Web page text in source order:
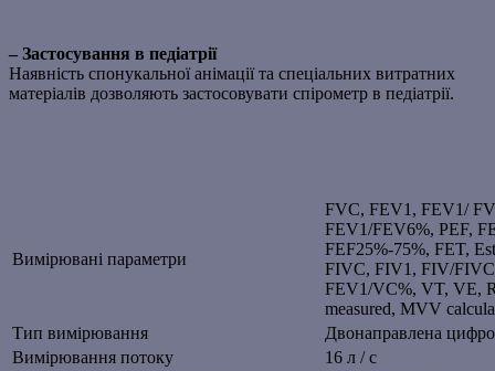
– Застосування в педіатрії
Наявність спонукальної анімації та спеціальних витратних
матеріалів дозволяють застосовувати спірометр в педіатрії.
Вимірювані параметри
FVC, FEV1, FEV1/
FEV1/FEV6%, PEF,
FEF25%-75%, FET,
FIVC, FIV1, FIV/
FEV1/VC%, VT, VE,
measured, MVV
Тип вимірювання
Двонаправлена
Вимірювання потоку
16 л / с